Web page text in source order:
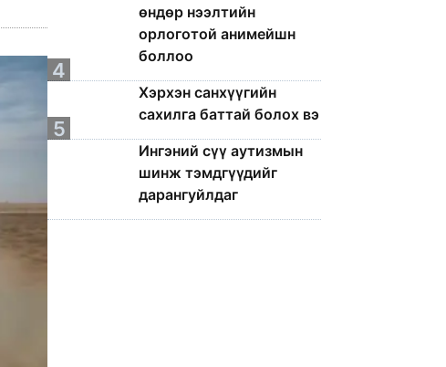
өндөр нээлтийн
орлоготой анимейшн
боллоо
4
Хэрхэн санхүүгийн
сахилга баттай болох вэ
5
Ингэний сүү аутизмын
шинж тэмдгүүдийг
дарангуйлдаг